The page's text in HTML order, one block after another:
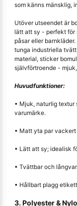
som känns mänsklig,
Utöver utseendet är
lätt att sy - perfekt för
påsar eller
tunga industriella
material, sticker
självförtroende -
Huvudfunktioner:
• Mjuk, naturlig textur
varumärke.
• Matt yta par
• Lätt att sy; idealisk
• Tvättbar och
• Hållbart plagg
3. Polyester &